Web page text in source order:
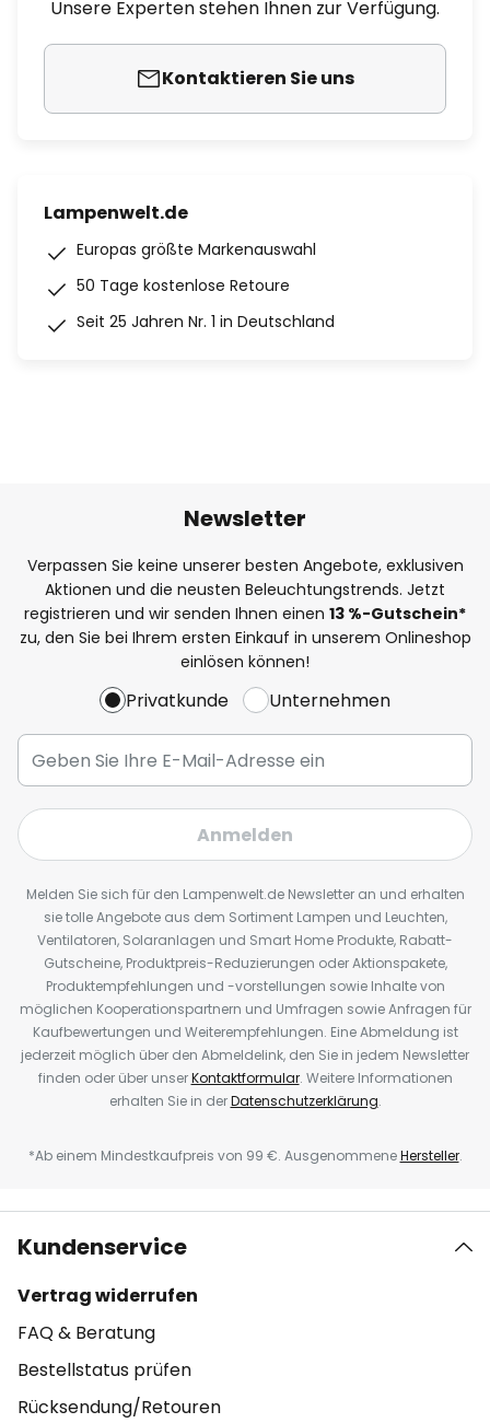
Unsere Experten stehen Ihnen zur Verfügung.
Kontaktieren Sie uns
Lampenwelt.de
Europas größte Markenauswahl
50 Tage kostenlose Retoure
Seit 25 Jahren Nr. 1 in Deutschland
Newsletter
Verpassen Sie keine unserer besten Angebote, exklusiven
Aktionen und die neusten Beleuchtungstrends. Jetzt
registrieren und wir senden Ihnen einen 13 %-Gutschein*
zu, den Sie bei Ihrem ersten Einkauf in unserem Onlineshop
einlösen können!
Privatkunde Unternehmen
Anmelden
Melden Sie sich für den Lampenwelt.de Newsletter an und erhalten
sie tolle Angebote aus dem Sortiment Lampen und Leuchten,
Ventilatoren, Solaranlagen und Smart Home Produkte, Rabatt-
Gutscheine, Produktpreis-Reduzierungen oder Aktionspakete,
Produktempfehlungen und -vorstellungen sowie Inhalte von
möglichen Kooperationspartnern und Umfragen sowie Anfragen für
Kaufbewertungen und Weiterempfehlungen. Eine Abmeldung ist
jederzeit möglich über den Abmeldelink, den Sie in jedem Newsletter
finden oder über unserKontaktformular. Weitere Informationen
erhalten Sie in derDatenschutzerklärung.
*Ab einem Mindestkaufpreis von 99 €. AusgenommeneHersteller.
Kundenservice
Vertrag widerrufen
FAQ & Beratung
Bestellstatus prüfen
Rücksendung/Retouren